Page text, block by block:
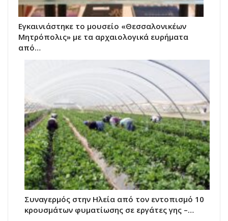
Εγκαινιάστηκε το μουσείο «Θεσσαλονικέων
Μητρόπολις» με τα αρχαιολογικά ευρήματα
από…
Συναγερμός στην Ηλεία από τον εντοπισμό 10
κρουσμάτων φυματίωσης σε εργάτες γης –…